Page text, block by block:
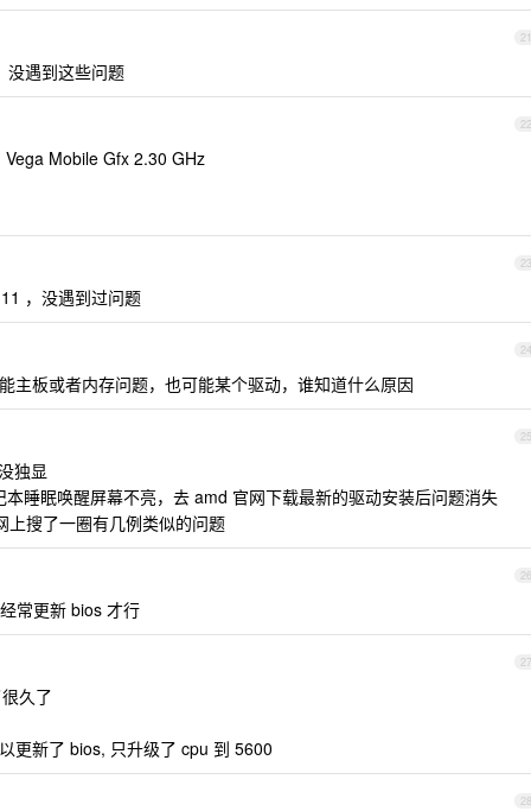
21
没遇到这些问题
22
Mobile Gfx 2.30 GHz
23
，没遇到过问题
24
主板或者内存问题，也可能某个驱动，谁知道什么原因
25
独显
睡眠唤醒屏幕不亮，去 amd 官网下载最新的驱动安装后问题消失
搜了一圈有几例类似的问题
26
常更新 bios 才行
27
久了
更新了 bios, 只升级了 cpu 到 5600
28